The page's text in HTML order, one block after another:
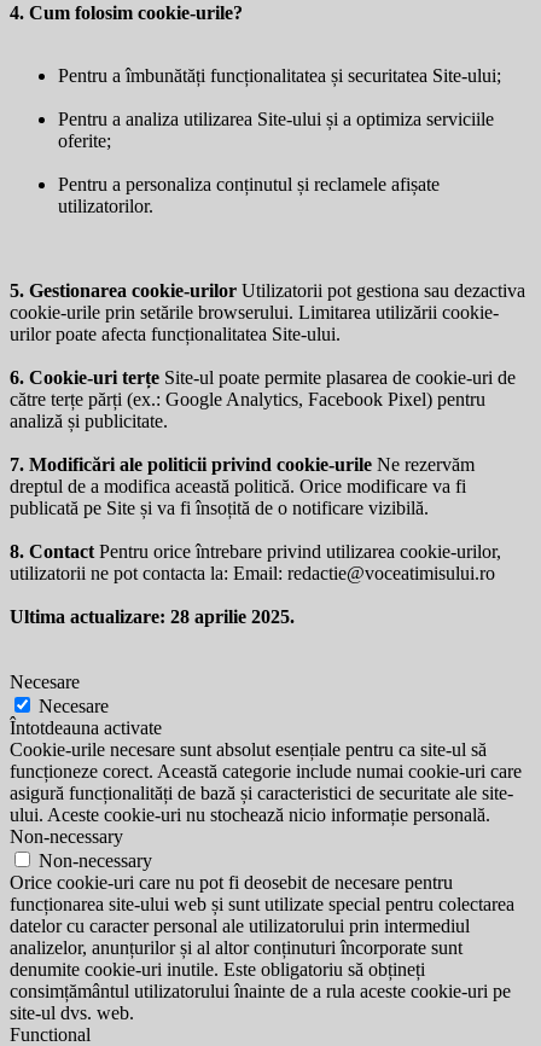
4. Cum folosim cookie-urile?
Pentru a îmbunătăți funcționalitatea și securitatea Site-ului;
Pentru a analiza utilizarea Site-ului și a optimiza serviciile
oferite;
Pentru a personaliza conținutul și reclamele afișate
utilizatorilor.
5. Gestionarea cookie-urilor Utilizatorii pot gestiona sau dezactiva
cookie-urile prin setările browserului. Limitarea utilizării cookie-
urilor poate afecta funcționalitatea Site-ului.
6. Cookie-uri terțe Site-ul poate permite plasarea de cookie-uri de
către terțe părți (ex.: Google Analytics, Facebook Pixel) pentru
analiză și publicitate.
7. Modificări ale politicii privind cookie-urile Ne rezervăm
dreptul de a modifica această politică. Orice modificare va fi
publicată pe Site și va fi însoțită de o notificare vizibilă.
8. Contact Pentru orice întrebare privind utilizarea cookie-urilor,
utilizatorii ne pot contacta la: Email: redactie@voceatimisului.ro
Ultima actualizare: 28 aprilie 2025.
Necesare
Necesare
Întotdeauna activate
Cookie-urile necesare sunt absolut esențiale pentru ca site-ul să
funcționeze corect. Această categorie include numai cookie-uri care
asigură funcționalități de bază și caracteristici de securitate ale site-
ului. Aceste cookie-uri nu stochează nicio informație personală.
Non-necessary
Non-necessary
Orice cookie-uri care nu pot fi deosebit de necesare pentru
funcționarea site-ului web și sunt utilizate special pentru colectarea
datelor cu caracter personal ale utilizatorului prin intermediul
analizelor, anunțurilor și al altor conținuturi încorporate sunt
denumite cookie-uri inutile. Este obligatoriu să obțineți
consimțământul utilizatorului înainte de a rula aceste cookie-uri pe
site-ul dvs. web.
Functional